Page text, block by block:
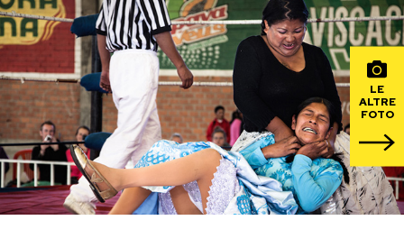
PODCAST
NEWSLETTER
I MIEI PREFERITI
LE
ALTRE
FOTO